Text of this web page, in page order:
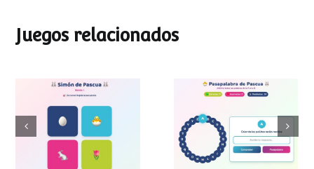
Juegos relacionados
Simon de Pascua
Pasapalabra de
Pascua